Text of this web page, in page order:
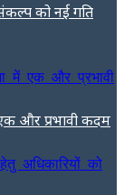
को नई गति
और प्रभावी कदम